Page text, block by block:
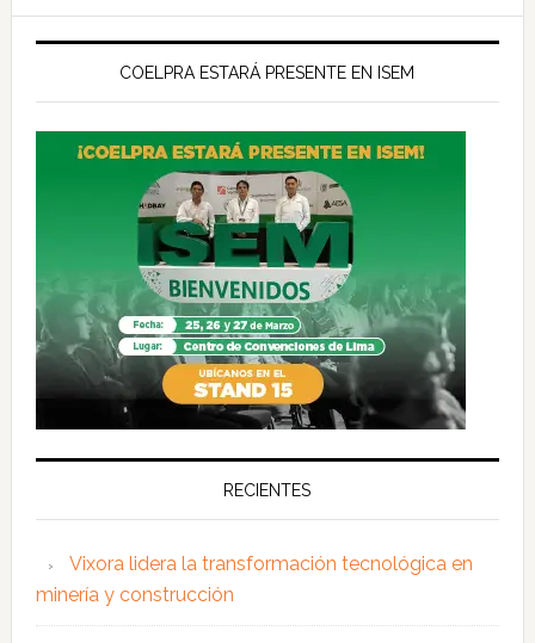
COELPRA ESTARÁ PRESENTE EN ISEM
RECIENTES
Vixora lidera la transformación tecnológica en
minería y construcción